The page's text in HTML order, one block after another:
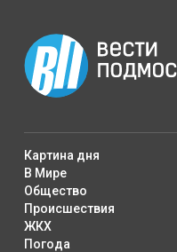
Картина дня
В Мире
Общество
Происшествия
ЖКХ
Погода